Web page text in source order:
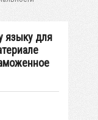
языку для